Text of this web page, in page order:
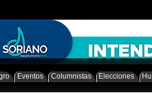
Eventos Columnistas Elecciones